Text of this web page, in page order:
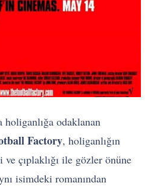
odaklanan
Factory, holiganlığın
çıplaklığı ile gözler önüne
isimdeki romanından